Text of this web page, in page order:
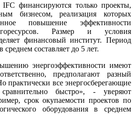
финансируются только проекты,
бизнесом, реализация которых
повышение эффективности
Размер и условия
финансовый институт. Период
составляет до 5 лет.
энергоэффективности имеют
предполагают разный
практически все энергосберегающие
быстро», - уверяют
срок окупаемости проектов по
оборудования в среднем